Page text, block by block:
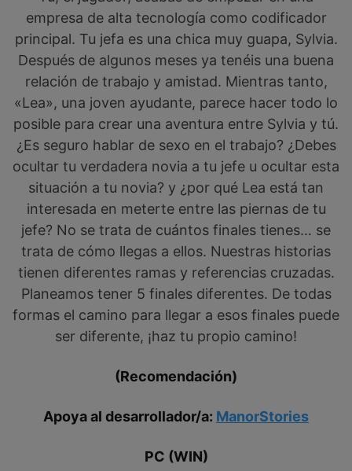
empresa de alta tecnología como codificador
principal. Tu jefa es una chica muy guapa, Sylvia.
Después de algunos meses ya tenéis una buena
relación de trabajo y amistad. Mientras tanto,
«Lea», una joven ayudante, parece hacer todo lo
posible para crear una aventura entre Sylvia y tú.
¿Es seguro hablar de sexo en el trabajo? ¿Debes
ocultar tu verdadera novia a tu jefe u ocultar esta
situación a tu novia? y ¿por qué Lea está tan
interesada en meterte entre las piernas de tu
jefe? No se trata de cuántos finales tienes… se
trata de cómo llegas a ellos. Nuestras historias
tienen diferentes ramas y referencias cruzadas.
Planeamos tener 5 finales diferentes. De todas
formas el camino para llegar a esos finales puede
ser diferente, ¡haz tu propio camino!
(Recomendación)
Apoya al desarrollador/a: ManorStories
PC (WIN)